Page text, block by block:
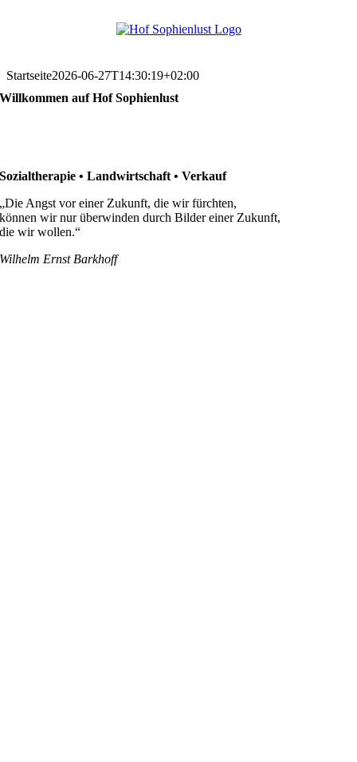
Startseite2026-06-27T14:30:19+02:00
Willkommen auf Hof Sophienlust
Sozialtherapie • Landwirtschaft • Verkauf
„Die Angst vor einer Zukunft, die wir fürchten,
können wir nur überwinden durch Bilder einer Zukunft,
die wir wollen.“
Wilhelm Ernst Barkhoff